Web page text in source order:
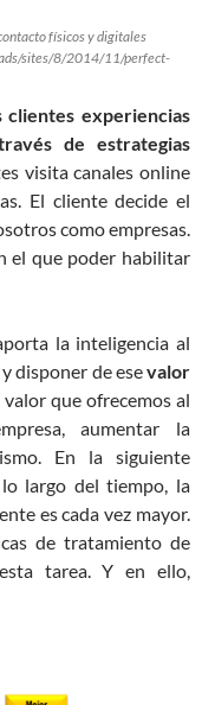
físicos y digitales
sites/8/2014/11/perfect-
experiencias
de estrategias
visita canales online
El cliente decide el
como empresas.
el que poder habilitar
la inteligencia al
disponer de esevalor
que ofrecemos al
aumentar la
En la siguiente
largo del tiempo, la
es cada vez mayor.
de tratamiento de
tarea. Y en ello,